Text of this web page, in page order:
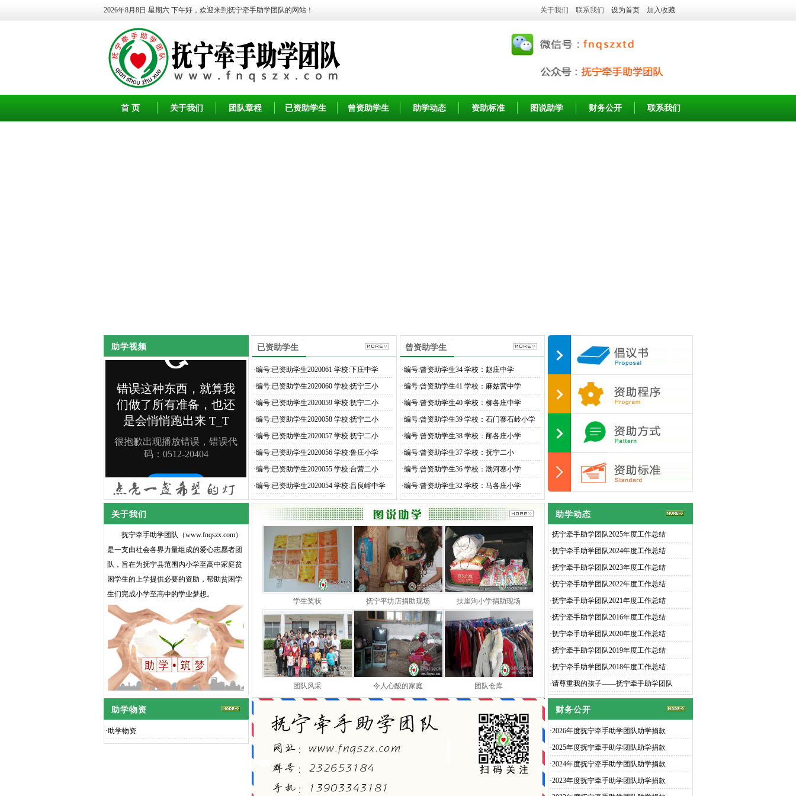
2026年8月8日 星期六 下午好，欢迎来到抚宁牵手助学团队的网站！ 关于我们 联系我们 设为首页 加入收藏
首 页 关于我们 团队章程 已资助学生 曾资助学生 助学动态 资助标准 图说助学 财务公开 联系我们
助学视频 已资助学生
·编号:已资助学生2020061 学校:下庄中学
·编号:已资助学生2020060 学校:抚宁三小
·编号:已资助学生2020059 学校:抚宁二小
·编号:已资助学生2020058 学校:抚宁二小
·编号:已资助学生2020057 学校:抚宁二小
·编号:已资助学生2020056 学校:鲁庄小学
·编号:已资助学生2020055 学校:台营二小
·编号:已资助学生2020054 学校:吕良峪中学
曾资助学生
·编号:曾资助学生34 学校：赵庄中学
·编号:曾资助学生41 学校：麻姑营中学
·编号:曾资助学生40 学校：柳各庄中学
·编号:曾资助学生39 学校：石门寨石岭小学
·编号:曾资助学生38 学校：邴各庄小学
·编号:曾资助学生37 学校：抚宁二小
·编号:曾资助学生36 学校：渤河寨小学
·编号:曾资助学生32 学校：马各庄小学
关于我们
抚宁牵手助学团队（www.fnqszx.com）
是一支由社会各界力量组成的爱心志愿者团
队，旨在为抚宁县范围内小学至高中家庭贫
困学生的上学提供必要的资助，帮助贫困学
生们完成小学至高中的学业梦想。
学生奖状
抚宁平坊店捐助现场 扶崖沟小学捐助现场
团队风采 令人心酸的家庭 团队仓库
助学动态
·抚宁牵手助学团队2025年度工作总结
·抚宁牵手助学团队2024年度工作总结
·抚宁牵手助学团队2023年度工作总结
·抚宁牵手助学团队2022年度工作总结
·抚宁牵手助学团队2021年度工作总结
·抚宁牵手助学团队2016年度工作总结
·抚宁牵手助学团队2020年度工作总结
·抚宁牵手助学团队2019年度工作总结
·抚宁牵手助学团队2018年度工作总结
·请尊重我的孩子——抚宁牵手助学团队
助学物资
·助学物资
财务公开
·2026年度抚宁牵手助学团队助学捐款
·2025年度抚宁牵手助学团队助学捐款
·2024年度抚宁牵手助学团队助学捐款
·2023年度抚宁牵手助学团队助学捐款